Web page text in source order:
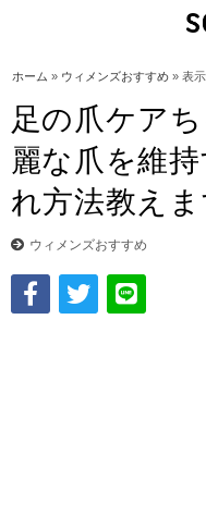
ホーム » ウィメンズおすすめ» 表
足の爪ケア
麗な爪を維
れ方法教えま
ウィメンズおすすめ